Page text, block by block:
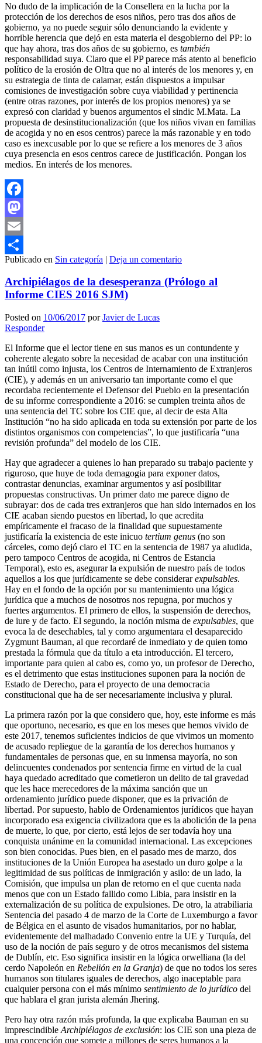
No dudo de la implicación de la Consellera en la lucha por la
protección de los derechos de esos niños, pero tras dos años de
gobierno, ya no puede seguir sólo denunciando la evidente y
horrible herencia que dejó en esta materia el desgobierno del PP: lo
que hay ahora, tras dos años de su gobierno, es también
responsabilidad suya. Claro que el PP parece más atento al beneficio
político de la erosión de Oltra que no al interés de los menores y, en
su estrategia de tinta de calamar, están dispuestos a impulsar
comisiones de investigación sobre cuya viabilidad y pertinencia
(entre otras razones, por interés de los propios menores) ya se
expresó con claridad y buenos argumentos el sindic M.Mata. La
propuesta de desinstitucionalización (que los niños vivan en familias
de acogida y no en esos centros) parece la más razonable y en todo
caso es inexcusable por lo que se refiere a los menores de 3 años
cuya presencia en esos centros carece de justificación. Pongan los
medios. En interés de los menores.
Facebook
Mastodon
Email
Compartir
Publicado en Sin categoría | Deja un comentario
Archipiélagos de la desesperanza (Prólogo al
Informe CIES 2016 SJM)
Posted on 10/06/2017 porJavier de Lucas
Responder
El Informe que el lector tiene en sus manos es un contundente y
coherente alegato sobre la necesidad de acabar con una institución
tan inútil como injusta, los Centros de Internamiento de Extranjeros
(CIE), y además en un aniversario tan importante como el que
recordaba recientemente el Defensor del Pueblo en la presentación
de su informe correspondiente a 2016: se cumplen treinta años de
una sentencia del TC sobre los CIE que, al decir de esta Alta
Institución “no ha sido aplicada en toda su extensión por parte de los
distintos organismos con competencias”, lo que justificaría “una
revisión profunda” del modelo de los CIE.
Hay que agradecer a quienes lo han preparado su trabajo paciente y
riguroso, que huye de toda demagogia para exponer datos,
contrastar denuncias, examinar argumentos y así posibilitar
propuestas constructivas. Un primer dato me parece digno de
subrayar: dos de cada tres extranjeros que han sido internados en los
CIE acaban siendo puestos en libertad, lo que acredita
empíricamente el fracaso de la finalidad que supuestamente
justificaría la existencia de este inicuo tertium genus (no son
cárceles, como dejó claro el TC en la sentencia de 1987 ya aludida,
pero tampoco Centros de acogida, ni Centros de Estancia
Temporal), esto es, asegurar la expulsión de nuestro país de todos
aquellos a los que jurídicamente se debe considerarexpulsables.
Hay en el fondo de la opción por su mantenimiento una lógica
jurídica que a muchos de nosotros nos repugna, por muchos y
fuertes argumentos. El primero de ellos, la suspensión de derechos,
de iure y de facto. El segundo, la noción misma de expulsables, que
evoca la de desechables, tal y como argumentara el desaparecido
Zygmunt Bauman, al que recordaré de inmediato y de quien tomo
prestada la fórmula que da título a eta introducción. El tercero,
importante para quien al cabo es, como yo, un profesor de Derecho,
es el detrimento que estas instituciones suponen para la noción de
Estado de Derecho, para el proyecto de una democracia
constitucional que ha de ser necesariamente inclusiva y plural.
La primera razón por la que considero que, hoy, este informe es más
que oportuno, necesario, es que en los meses que hemos vivido de
este 2017, tenemos suficientes indicios de que vivimos un momento
de acusado repliegue de la garantía de los derechos humanos y
fundamentales de personas que, en su inmensa mayoría, no son
delincuentes condenados por sentencia firme en virtud de la cual
haya quedado acreditado que cometieron un delito de tal gravedad
que les hace merecedores de la máxima sanción que un
ordenamiento jurídico puede disponer, que es la privación de
libertad. Por supuesto, hablo de Ordenamientos jurídicos que hayan
incorporado esa exigencia civilizadora que es la abolición de la pena
de muerte, lo que, por cierto, está lejos de ser todavía hoy una
conquista unánime en la comunidad internacional. Las excepciones
son bien conocidas. Pues bien, en el pasado mes de marzo, dos
instituciones de la Unión Europea ha asestado un duro golpe a la
legitimidad de sus políticas de inmigración y asilo: de un lado, la
Comisión, que impulsa un plan de retorno en el que cuenta nada
menos que con un Estado fallido como Libia, para insistir en la
externalización de su política de expulsiones. De otro, la atrabiliaria
Sentencia del pasado 4 de marzo de la Corte de Luxemburgo a favor
de Bélgica en el asunto de visados humanitarios, por no hablar,
evidentemente del malhadado Convenio entre la UE y Turquía, del
uso de la noción de país seguro y de otros mecanismos del sistema
de Dublín, etc. Eso significa insistir en la lógica orwelliana (la del
cerdo Napoleón en Rebelión en la Granja) de que no todos los seres
humanos son titulares iguales de derechos, algo inaceptable para
cualquier persona con el más mínimo sentimiento de lo jurídico del
que hablara el gran jurista alemán Jhering.
Pero hay otra razón más profunda, la que explicaba Bauman en su
imprescindible Archipiélagos de exclusión: los CIE son una pieza de
una concepción que somete a millones de seres humanos a la